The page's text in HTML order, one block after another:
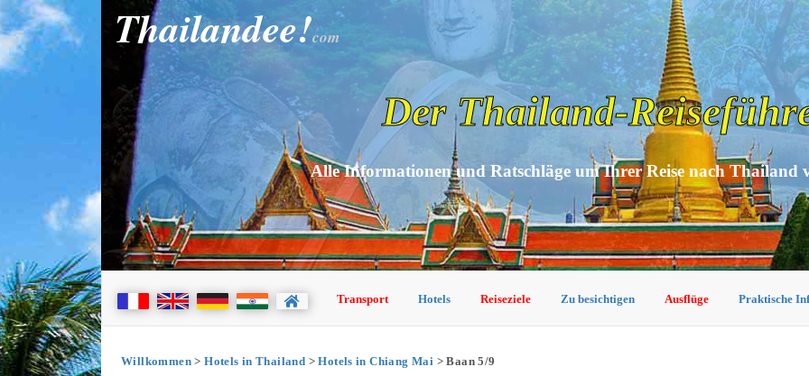
Thailandee!com
Der Thailand-
Alle Informationen und Ratschläge um Ihrer Reise nach Thailand
Transport Hotels Reiseziele Zu besichtigen Ausflüge Praktische
Willkommen>Hotels in Thailand >Hotels in Chiang Mai > Baan 5/9